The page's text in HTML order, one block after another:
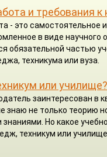
и требования к
- это самостоятельное
в виде научного
обязательной частью
техникума или вуза.
или училище?
заинтересован в
знаю не только теорию
Но какое
техникум или